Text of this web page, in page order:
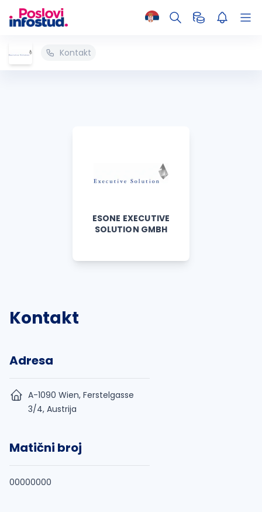
Kontakt
ESONE EXECUTIVE
SOLUTION GMBH
Kontakt
Adresa
A-1090 Wien, Ferstelgasse
3/4, Austrija
Matični broj
00000000